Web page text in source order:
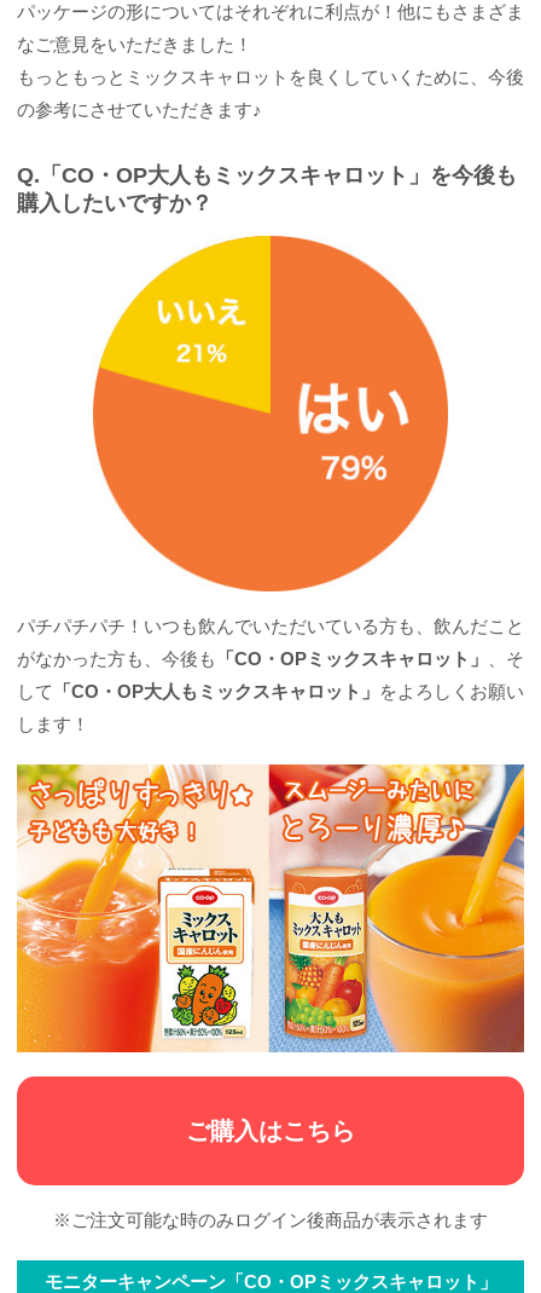
パッケージの形についてはそれぞれに利点が！他にもさまざま
なご意見をいただきました！
もっともっとミックスキャロットを良くしていくために、今後
の参考にさせていただきます♪
Q.「CO・OP大人もミックスキャロット」を今後も
購入したいですか？
パチパチパチ！いつも飲んでいただいている方も、飲んだこと
がなかった方も、今後も
「CO・OPミックスキャロット」 、そ
して
「CO・OP大人もミックスキャロット」 をよろしくお願い
します！
ご購入はこちら
※ご注文可能な時のみログイン後商品が表示されます
モニターキャンペーン「CO・OPミックスキャロット」